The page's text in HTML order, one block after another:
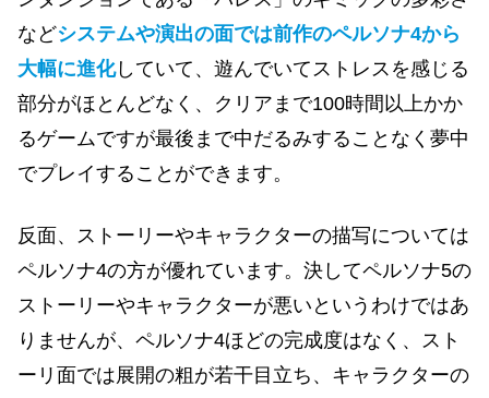
などシステムや演出の面では前作のペルソナ4から
大幅に進化していて、遊んでいてストレスを感じる
部分がほとんどなく、クリアまで100時間以上かか
るゲームですが最後まで中だるみすることなく夢中
でプレイすることができます。
反面、ストーリーやキャラクターの描写については
ペルソナ4の方が優れています。決してペルソナ5の
ストーリーやキャラクターが悪いというわけではあ
りませんが、ペルソナ4ほどの完成度はなく、スト
ーリ面では展開の粗が若干目立ち、キャラクターの